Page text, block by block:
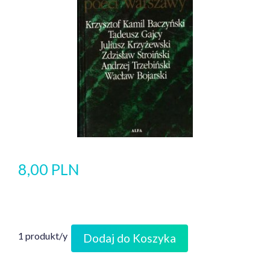
8,00 PLN
1 produkt/y Dodaj do Koszyka